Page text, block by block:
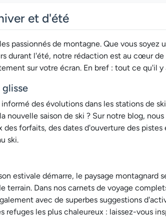
et d'été
passionnés de montagne. Que vous
durant l'été, notre rédaction est au cœur
sur votre écran. En bref : tout ce qu'il
des évolutions dans les stations de
saison de ski ? Sur notre blog,
forfaits, des dates d'ouverture des
ski.
estivale démarre, le paysage montagnard
Dans nos carnets de voyage
avec de superbes suggestions
les plus chaleureux : laissez-vous